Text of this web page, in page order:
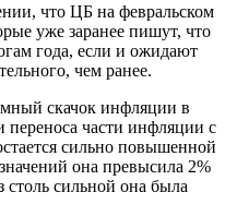
что ЦБ на февральском
уже заранее пишут, что
года, если и ожидают
чем ранее.
скачок инфляции в
переноса части инфляции с
сильно повышенной
она превысила 2%
столь сильной она была